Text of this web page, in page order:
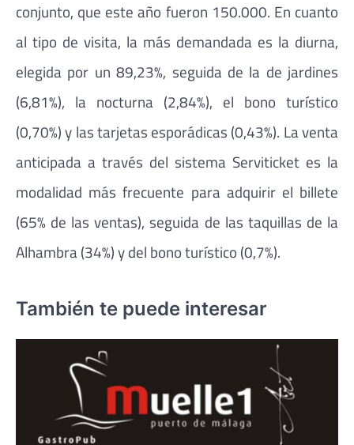
conjunto, que este año fueron 150.000. En cuanto
al tipo de visita, la más demandada es la diurna,
elegida por un 89,23%, seguida de la de jardines
(6,81%), la nocturna (2,84%), el bono turístico
(0,70%) y las tarjetas esporádicas (0,43%). La venta
anticipada a través del sistema Serviticket es la
modalidad más frecuente para adquirir el billete
(65% de las ventas), seguida de las taquillas de la
Alhambra (34%) y del bono turístico (0,7%).
También te puede interesar